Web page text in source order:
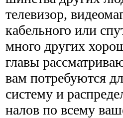
телевизор,
кабельного или
много других
главы
вам потребуются
систему и
налов по всему